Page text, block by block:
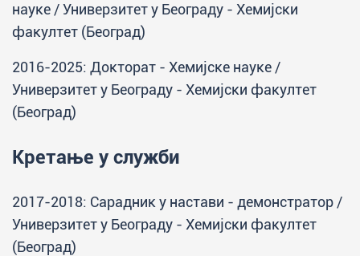
науке / Универзитет у Београду - Хемијски
факултет (Београд)
2016-2025: Докторат - Хемијске науке /
Универзитет у Београду - Хемијски факултет
(Београд)
Кретање у служби
2017-2018: Сарадник у настави - демонстратор /
Универзитет у Београду - Хемијски факултет
(Београд)